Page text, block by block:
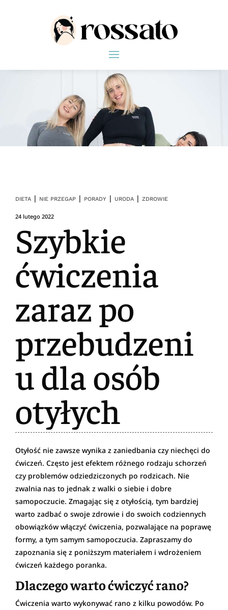
DIETA | NIE PRZEGAP | PORADY | URODA | ZDROWIE
24 lutego 2022
Szybkie
ćwiczenia
zaraz po
przebudzeni
u dla osób
otyłych
Otyłość nie zawsze wynika z zaniedbania czy niechęci do
ćwiczeń. Często jest efektem różnego rodzaju schorzeń
czy problemów odziedziczonych po rodzicach. Nie
zwalnia nas to jednak z walki o siebie i dobre
samopoczucie. Zmagając się z otyłością, tym bardziej
warto zadbać o swoje zdrowie i do swoich codziennych
obowiązków włączyć ćwiczenia, pozwalające na poprawę
formy, a tym samym samopoczucia. Zapraszamy do
zapoznania się z poniższym materiałem i wdrożeniem
ćwiczeń każdego poranka.
Dlaczego warto ćwiczyć rano?
Ćwiczenia warto wykonywać rano z kilku powodów. Po